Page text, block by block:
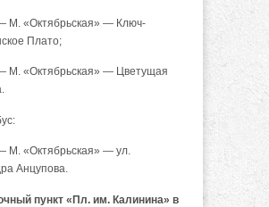
«Октябрьская» — Ключ-
Плато;
«Октябрьская» — Цветущая
«Октябрьская» — ул.
Анцупова.
пункт «Пл. им. Калинина» в